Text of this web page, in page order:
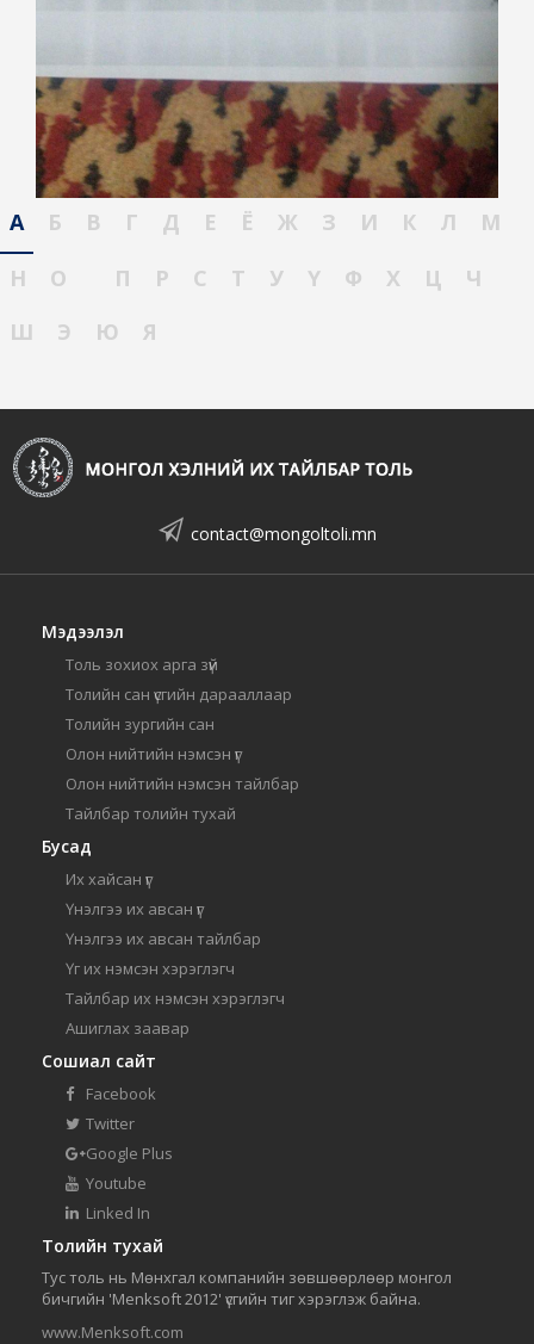
А Б В Г Д Е Ё Ж З И К Л
М
Н
О П Р С Т У Ү Ф Х Ц
Ч
Ш
Э Ю Я
contact@mongoltoli.mn
Мэдээлэл
Толь зохиох арга зүй
Толийн сан үсгийн дарааллаар
Толийн зургийн сан
Олон нийтийн нэмсэн үг
Олон нийтийн нэмсэн тайлбар
Тайлбар толийн тухай
Бусад
Их хайсан үг
Үнэлгээ их авсан үг
Үнэлгээ их авсан тайлбар
Үг их нэмсэн хэрэглэгч
Тайлбар их нэмсэн хэрэглэгч
Ашиглах заавар
Сошиал сайт
Facebook
Twitter
Google Plus
Youtube
Linked In
Толийн тухай
Тус толь нь Мөнхгал компанийн зөвшөөрлөөр монгол
бичгийн 'Menksoft 2012' үсгийн тиг хэрэглэж байна.
www.Menksoft.com